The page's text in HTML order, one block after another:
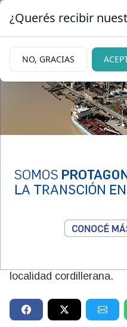
detuvieron a
era buscado
de Buenos
El procedimiento se
investigación que
localidad cordillerana.
¿Querés recibir
NO, GRACIAS